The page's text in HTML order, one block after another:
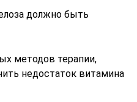
должно быть
методов терапии,
недостаток витамина